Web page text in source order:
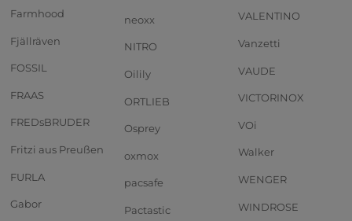
Farmhood
Fjällräven
FOSSIL
FRAAS
FREDsBRUDER
Fritzi aus Preußen
FURLA
Gabor
neoxx
NITRO
Oilily
ORTLIEB
Osprey
oxmox
pacsafe
Pactastic
VALENTINO
Vanzetti
VAUDE
VICTORINOX
VOi
Walker
WENGER
WINDROSE